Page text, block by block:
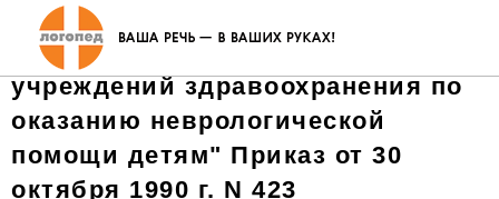
"Об утверждении положений о
структурных подразделениях
учреждений здравоохранения по
оказанию неврологической
помощи детям" Приказ от 30
октября 1990 г. N 423